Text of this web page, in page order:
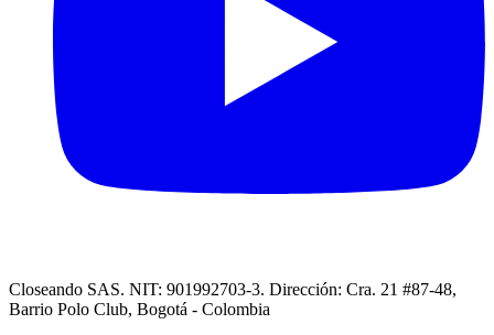
Closeando SAS. NIT: 901992703-3. Dirección: Cra. 21 #87-48,
Barrio Polo Club, Bogotá - Colombia